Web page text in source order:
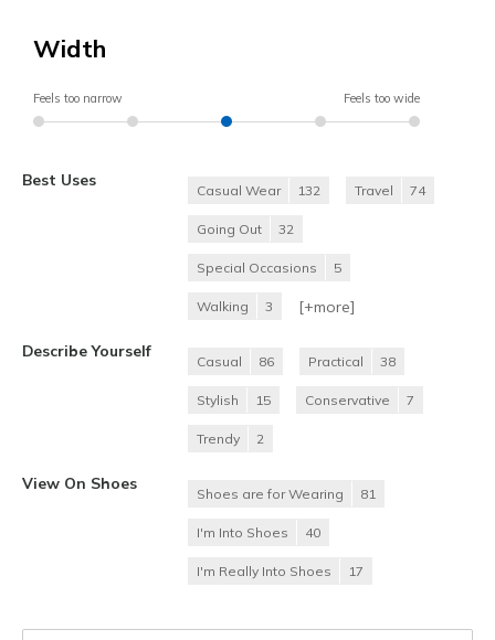
Width
Feels too narrow Feels too wide
Best Uses
Casual Wear 132 Travel 74
Going Out 32
Special Occasions 5
Walking 3 [+more]
Describe Yourself
Casual 86 Practical 38
Stylish 15 Conservative 7
Trendy 2
View On Shoes
Shoes are for Wearing 81
I'm Into Shoes 40
I'm Really Into Shoes 17